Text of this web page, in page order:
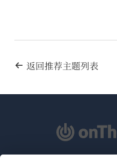
返回推荐主题列表